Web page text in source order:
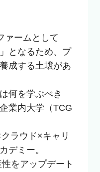
ァームとして
となるため、プ
成する土壌があ
何を学ぶべき
業内大学（TCG
ラウド×キャリ
デミー。
をアップデート